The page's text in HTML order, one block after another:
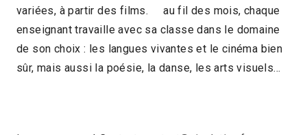
variées, à partir des films. au fil des mois, chaque
enseignant travaille avec sa classe dans le domaine
de son choix : les langues vivantes et le cinéma bien
sûr, mais aussi la poésie, la danse, les arts visuels…